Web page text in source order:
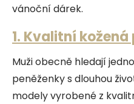
vánoční dárek.
1. Kvalitní kožená
Muži obecně hledají
peněženky s dlouhou
modely vyrobené z